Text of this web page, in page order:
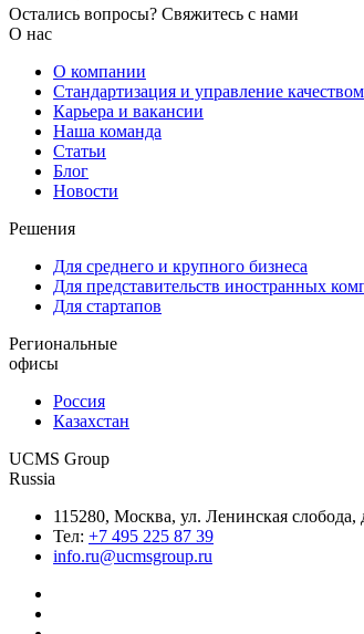
Остались вопросы? Свяжитесь с нами
О нас
О компании
Стандартизация и управление качеством
Карьера и вакансии
Наша команда
Статьи
Блог
Новости
Решения
Для среднего и крупного бизнеса
Для представительств иностранных
Для стартапов
Региональные
офисы
Россия
Казахстан
UCMS Group
Russia
115280, Москва, ул. Ленинская слобода,
Тел: +7 495 225 87 39
info.ru@ucmsgroup.ru